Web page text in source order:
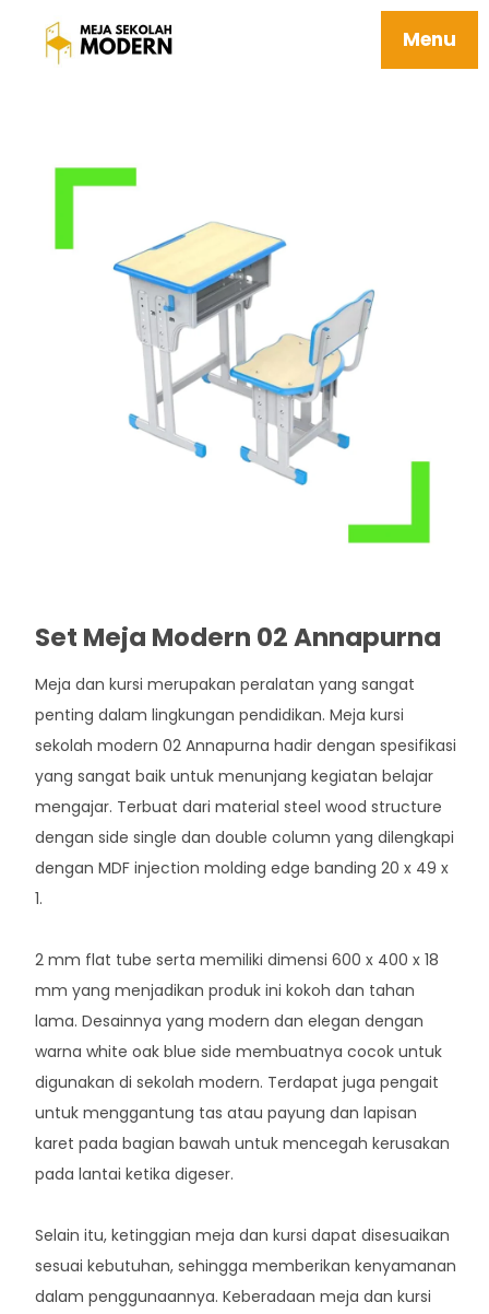
Menu
Meja Sekolah Minimalis Berkualitas
Tersedia Ukuran Sd Smp Sma 02
Set Meja Modern 02 Annapurna
Meja dan kursi merupakan peralatan yang sangat
penting dalam lingkungan pendidikan. Meja kursi
sekolah modern 02 Annapurna hadir dengan spesifikasi
yang sangat baik untuk menunjang kegiatan belajar
mengajar. Terbuat dari material steel wood structure
dengan side single dan double column yang dilengkapi
dengan MDF injection molding edge banding 20 x 49 x
1.
2 mm flat tube serta memiliki dimensi 600 x 400 x 18
mm yang menjadikan produk ini kokoh dan tahan
lama. Desainnya yang modern dan elegan dengan
warna white oak blue side membuatnya cocok untuk
digunakan di sekolah modern. Terdapat juga pengait
untuk menggantung tas atau payung dan lapisan
karet pada bagian bawah untuk mencegah kerusakan
pada lantai ketika digeser.
Selain itu, ketinggian meja dan kursi dapat disesuaikan
sesuai kebutuhan, sehingga memberikan kenyamanan
dalam penggunaannya. Keberadaan meja dan kursi